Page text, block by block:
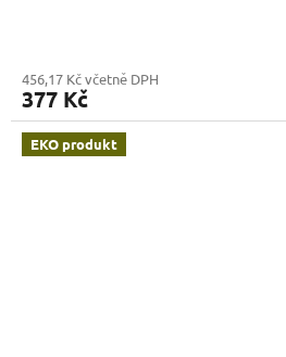
456,17 Kč včetně DPH
377 Kč
EKO produkt